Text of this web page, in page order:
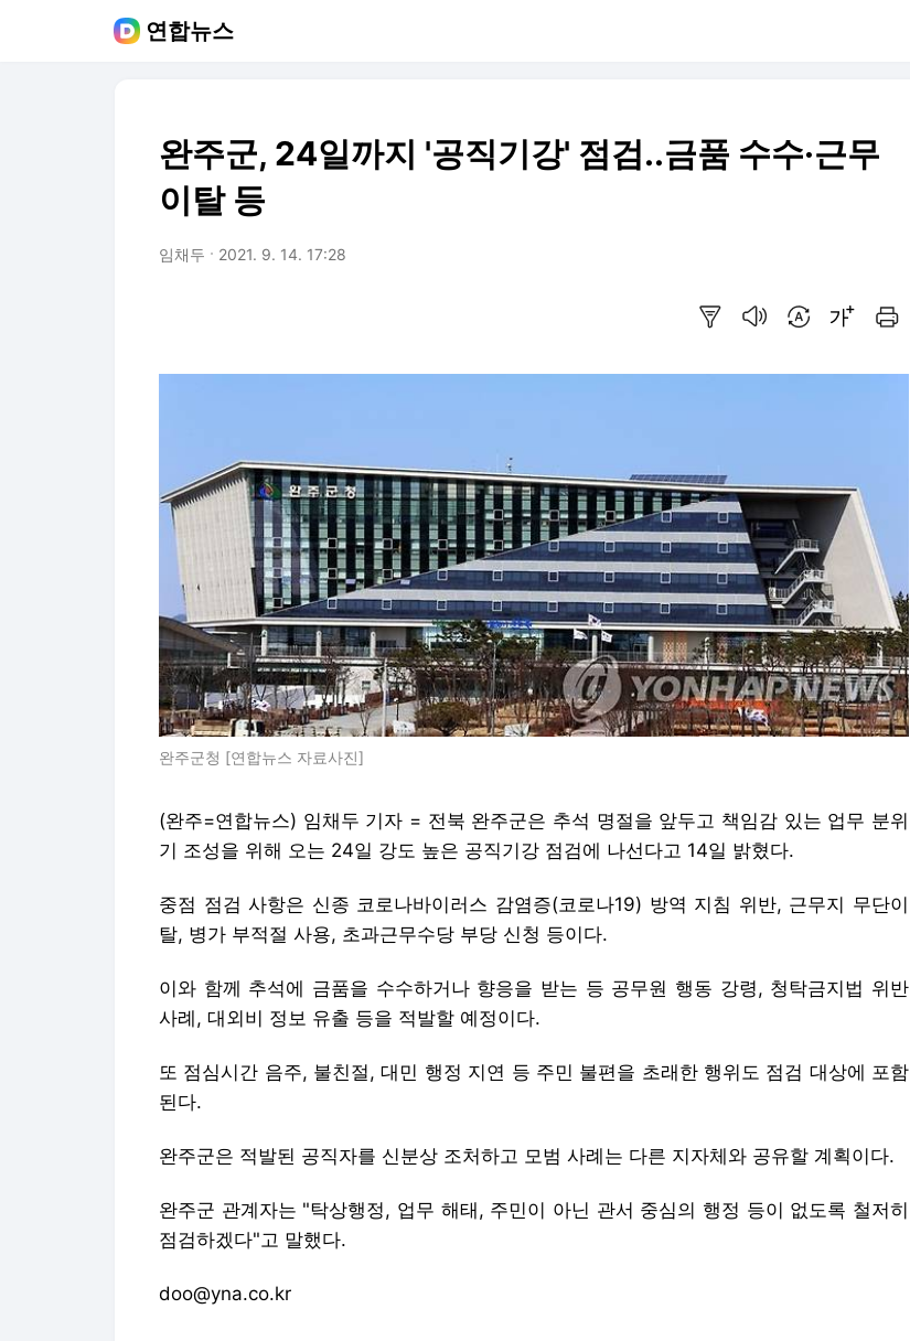
연합뉴스
완주군, 24일까지 '공직기강' 점검..금품 수수·근무
이탈 등
임채두 2021. 9. 14. 17:28
완주군청 [연합뉴스 자료사진]
(완주=연합뉴스) 임채두 기자 = 전북 완주군은 추석 명절을 앞두고 책임감 있는 업무 분위
기 조성을 위해 오는 24일 강도 높은 공직기강 점검에 나선다고 14일 밝혔다.
중점 점검 사항은 신종 코로나바이러스 감염증(코로나19) 방역 지침 위반, 근무지 무단이
탈, 병가 부적절 사용, 초과근무수당 부당 신청 등이다.
이와 함께 추석에 금품을 수수하거나 향응을 받는 등 공무원 행동 강령, 청탁금지법 위반
사례, 대외비 정보 유출 등을 적발할 예정이다.
또 점심시간 음주, 불친절, 대민 행정 지연 등 주민 불편을 초래한 행위도 점검 대상에 포함
된다.
완주군은 적발된 공직자를 신분상 조처하고 모범 사례는 다른 지자체와 공유할 계획이다.
완주군 관계자는 "탁상행정, 업무 해태, 주민이 아닌 관서 중심의 행정 등이 없도록 철저히
점검하겠다"고 말했다.
doo@yna.co.kr